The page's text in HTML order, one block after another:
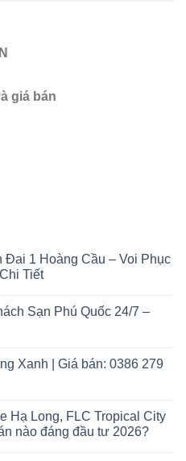
giá bán
1 Hoàng Cầu – Voi Phục
Tiết
Sạn Phú Quốc 24/7 –
Xanh | Giá bán: 0386 279
Hạ Long, FLC Tropical City
nào đáng đầu tư 2026?